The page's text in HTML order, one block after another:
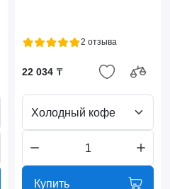
2 отзыва
22 034 ₸
Холодный кофе
Купить